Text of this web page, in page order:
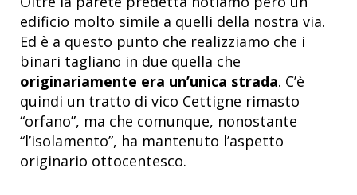
edificio molto simile a quelli della nostra via.
Ed è a questo punto che realizziamo che i
binari tagliano in due quella che
originariamente era un’unica strada. C’è
quindi un tratto di vico Cettigne rimasto
“orfano”, ma che comunque, nonostante
“l’isolamento”, ha mantenuto l’aspetto
originario ottocentesco.